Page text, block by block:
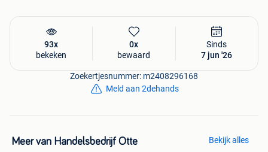
Met stelwijzer
De wijzerplaats is in het midden open zodat vrij zicht is op
het mechaniek.
Aanduiding luchtdruk: cmHg
gepolijst.
Afmetingen barometer:
93x
bekeken
0x
bewaard
Sinds
7 jun '26
Zoekertjesnummer: m2408296168
Meld aan 2dehands
Meer van Handelsbedrijf Otte Bekijk alles